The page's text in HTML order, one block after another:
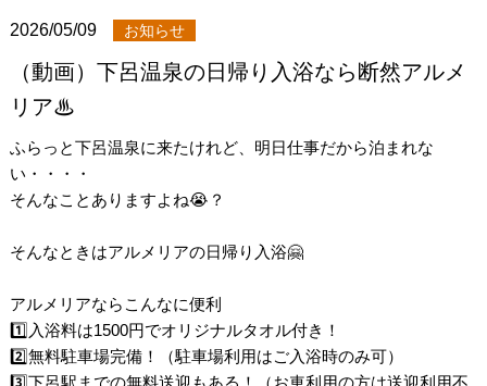
2026/05/09 お知らせ
（動画）下呂温泉の日帰り入浴なら断然アルメ
リア♨
ふらっと下呂温泉に来たけれど、明日仕事だから泊まれな
い・・・・
そんなことありますよね😭？
そんなときはアルメリアの日帰り入浴🤗
アルメリアならこんなに便利
1️⃣入浴料は1500円でオリジナルタオル付き！
2️⃣無料駐車場完備！（駐車場利用はご入浴時のみ可）